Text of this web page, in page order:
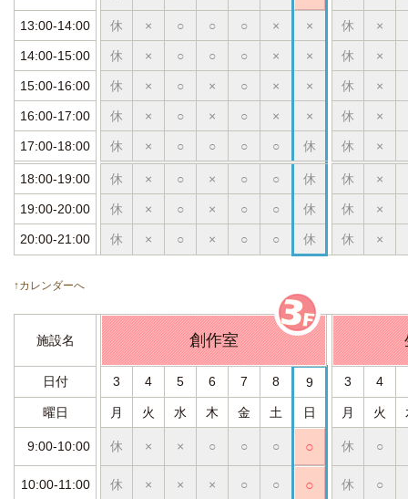
13:00-14:00 休 × ○ ○ ○ × × 休 ×
14:00-15:00 休 × ○ ○ ○ × × 休 ×
15:00-16:00 休 × ○ × ○ × × 休 ×
16:00-17:00 休 × ○ × ○ × × 休 ×
17:00-18:00 休 × ○ ○ ○ ○ 休 休 ×
18:00-19:00 休 × ○ × ○ ○ 休 休 ×
19:00-20:00 休 × ○ × ○ ○ 休 休 ×
20:00-21:00 休 × ○ × ○ ○ 休 休 ×
↑カレンダーへ
施設名 創作室
日付 3 4 5 6 7 8 9 3 4
曜日 月 火 水 木 金 土 日 月 火
9:00-10:00 休 × × ○ ○ ○ ○ 休 ○
10:00-11:00 休 × × × ○ ○ ○ 休 ○